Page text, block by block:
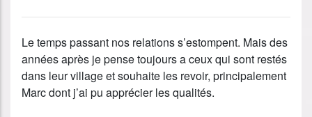
Le temps passant nos relations s’estompent. Mais des
années après je pense toujours a ceux qui sont restés
dans leur village et souhaite les revoir, principalement
Marc dont j’ai pu apprécier les qualités.